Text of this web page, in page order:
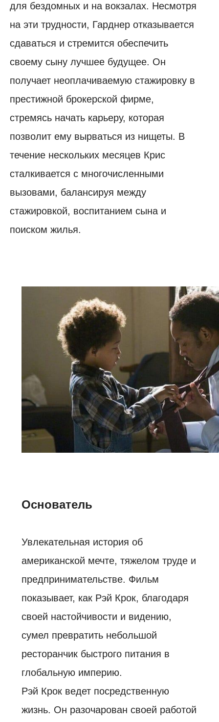
для бездомных и на вокзалах. Несмотря
на эти трудности, Гарднер отказывается
сдаваться и стремится обеспечить
своему сыну лучшее будущее. Он
получает неоплачиваемую стажировку в
престижной брокерской фирме,
стремясь начать карьеру, которая
позволит ему вырваться из нищеты. В
течение нескольких месяцев Крис
сталкивается с многочисленными
вызовами, балансируя между
стажировкой, воспитанием сына и
поиском жилья.
Основатель
Увлекательная история об
американской мечте, тяжелом труде и
предпринимательстве. Фильм
показывает, как Рэй Крок, благодаря
своей настойчивости и видению,
сумел превратить небольшой
ресторанчик быстрого питания в
глобальную империю.
Рэй Крок ведет посредственную
жизнь. Он разочарован своей работой